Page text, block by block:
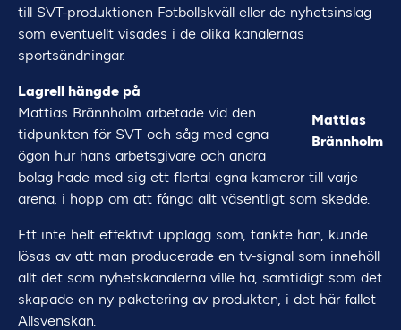
till SVT-produktionen Fotbollskväll eller de nyhetsinslag
som eventuellt visades i de olika kanalernas
sportsändningar.
Mattias
Brännholm
Lagrell hängde på
Mattias Brännholm arbetade vid den
tidpunkten för SVT och såg med egna
ögon hur hans arbetsgivare och andra
bolag hade med sig ett flertal egna kameror till varje
arena, i hopp om att fånga allt väsentligt som skedde.
Ett inte helt effektivt upplägg som, tänkte han, kunde
lösas av att man producerade en tv-signal som innehöll
allt det som nyhetskanalerna ville ha, samtidigt som det
skapade en ny paketering av produkten, i det här fallet
Allsvenskan.